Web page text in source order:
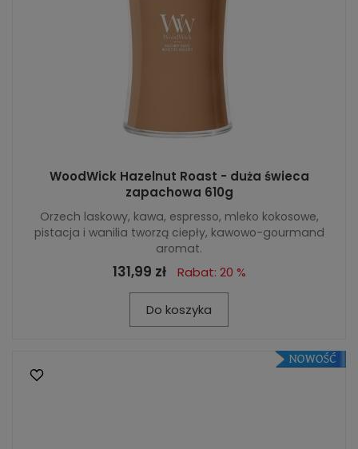
WoodWick Hazelnut Roast - duża świeca
zapachowa 610g
Orzech laskowy, kawa, espresso, mleko kokosowe,
pistacja i wanilia tworzą ciepły, kawowo-gourmand
aromat.
131,99 zł Rabat: 20 %
Do koszyka